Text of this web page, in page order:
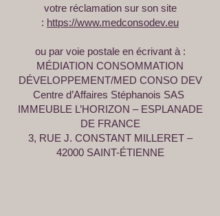
votre réclamation sur son site
: https://www.medconsodev.eu
ou par voie postale en écrivant à :
MÉDIATION CONSOMMATION
DÉVELOPPEMENT/MED CONSO DEV
Centre d’Affaires Stéphanois SAS
IMMEUBLE L’HORIZON – ESPLANADE
DE FRANCE
3, RUE J. CONSTANT MILLERET –
42000 SAINT-ÉTIENNE